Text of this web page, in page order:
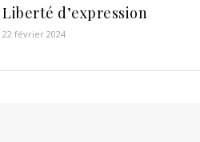
Liberté d’expression
22 février 2024